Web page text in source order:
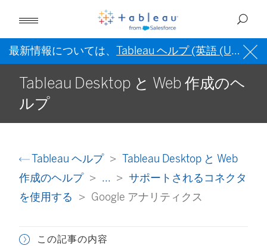
最新情報については、 Tableau ヘルプ (英語 (US)) を
Tableau Desktop と Web 作成のヘ
ルプ
Tableau ヘルプ
Tableau Desktop と Web
作成のヘルプ
...
サポートされるコネクタ
を使用する
Google アナリティクス
この記事の内容